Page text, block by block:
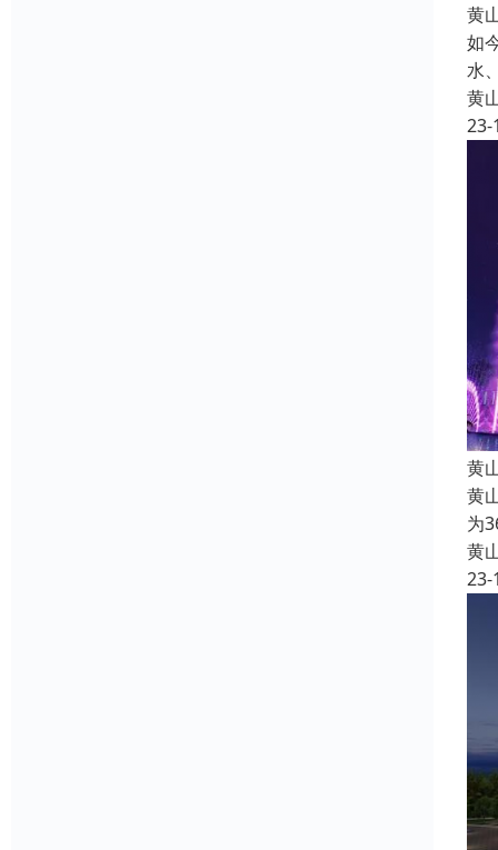
黄
如
水
黄
23-
黄
黄
为
黄
23-